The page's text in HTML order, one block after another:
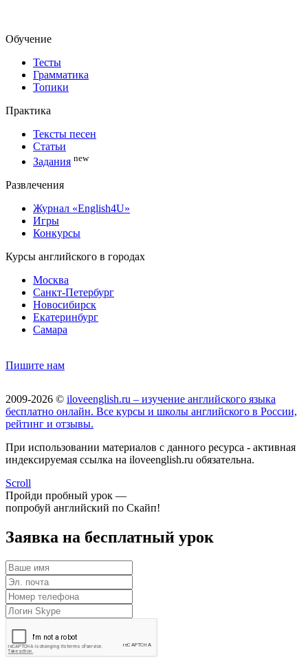
Обучение
Тесты
Грамматика
Топики
Практика
Тексты песен
Статьи
Задания new
Развлечения
Журнал «English4U»
Игры
Конкурсы
Курсы английского в городах
Москва
Санкт-Петербург
Новосибирск
Екатеринбург
Самара
Пишите нам
2009-2026 © iloveenglish.ru – изучение английского языка
бесплатно онлайн. Все курсы и школы английского в России,
рейтинг и отзывы.
При использовании материалов с данного ресурса - активная
индексируемая ссылка на iloveenglish.ru обязательна.
Scroll
Пройди пробный урок —
попробуй английский по Скайп!
Заявка на бесплатный урок